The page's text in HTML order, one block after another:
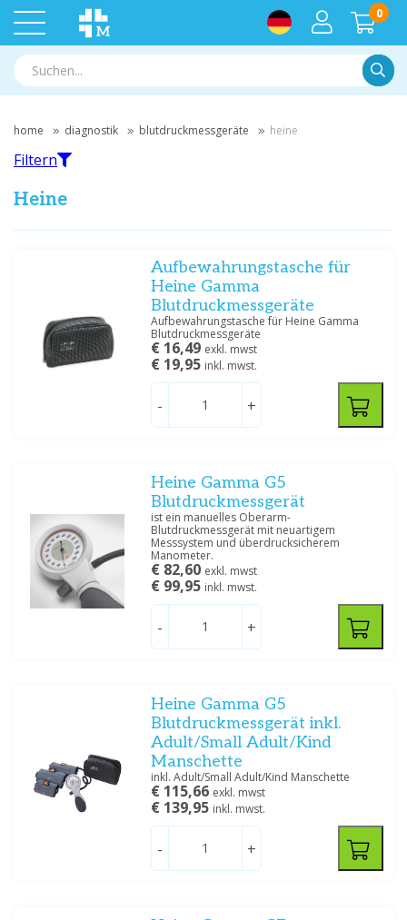
0
home diagnostik blutdruckmessgeräte heine
Nach Marke filtern
Heine(20)
Small child
(1)
Extra Small(1)
Small(2)
Adult(2)
Large(2)
Filtern
Heine
Aufbewahrungstasche für
Heine Gamma
Blutdruckmessgeräte
Aufbewahrungstasche für Heine Gamma
Blutdruckmessgeräte
€ 16,49 exkl. mwst
€ 19,95 inkl. mwst.
- +
Heine Gamma G5
Blutdruckmessgerät
ist ein manuelles Oberarm-
Blutdruckmessgerät mit neuartigem
Messsystem und überdrucksicherem
Manometer.
€ 82,60 exkl. mwst
€ 99,95 inkl. mwst.
- +
Heine Gamma G5
Blutdruckmessgerät inkl.
Adult/Small Adult/Kind
Manschette
inkl. Adult/Small Adult/Kind Manschette
€ 115,66 exkl. mwst
€ 139,95 inkl. mwst.
- +